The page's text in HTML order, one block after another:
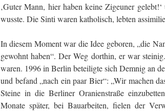
‚Guter Mann, hier haben keine Zigeuner
wusste. Die Sinti waren katholisch, lebten
In diesem Moment war die Idee geboren, „die
gewohnt haben“. Der Weg dorthin, er war
waren. 1996 in Berlin beteiligte sich Demnig an
und befand „nach ein paar Bier“: „Wir machen
Steine in die Berliner Oranienstraße
Monate später, bei Bauarbeiten, fielen der